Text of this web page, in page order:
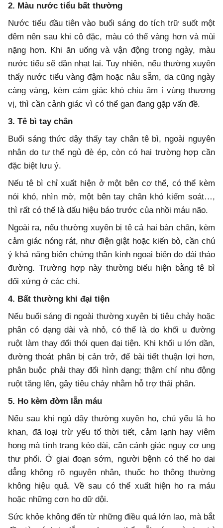
2. Màu nước tiểu bất thường
Nước tiểu đầu tiên vào buổi sáng do tích trữ suốt một
đêm nên sau khi cô đặc, màu có thể vàng hơn và mùi
nặng hơn. Khi ăn uống và vận động trong ngày, màu
nước tiểu sẽ dần nhạt lại. Tuy nhiên, nếu thường xuyên
thấy nước tiểu vàng đậm hoặc nâu sẫm, da cũng ngày
càng vàng, kèm cảm giác khó chịu âm ỉ vùng thượng
vị, thì cần cảnh giác vì có thể gan đang gặp vấn đề.
3. Tê bì tay chân
Buổi sáng thức dậy thấy tay chân tê bì, ngoài nguyên
nhân do tư thế ngủ đè ép, còn có hai trường hợp cần
đặc biệt lưu ý.
Nếu tê bì chỉ xuất hiện ở một bên cơ thể, có thể kèm
nói khó, nhìn mờ, một bên tay chân khó kiểm soát…,
thì rất có thể là dấu hiệu báo trước của nhồi máu não.
Ngoài ra, nếu thường xuyên bị tê cả hai bàn chân, kèm
cảm giác nóng rát, như điện giật hoặc kiến bò, cần chú
ý khả năng biến chứng thần kinh ngoại biên do đái tháo
đường. Trường hợp này thường biểu hiện bằng tê bì
đối xứng ở các chi.
4. Bất thường khi đại tiện
Nếu buổi sáng đi ngoài thường xuyên bị tiêu chảy hoặc
phân có dạng dài và nhỏ, có thể là do khối u đường
ruột làm thay đổi thói quen đại tiện. Khi khối u lớn dần,
đường thoát phân bị cản trở, để bài tiết thuận lợi hơn,
phân buộc phải thay đổi hình dạng; thậm chí nhu động
ruột tăng lên, gây tiêu chảy nhằm hỗ trợ thải phân.
5. Ho kèm đờm lẫn máu
Nếu sau khi ngủ dậy thường xuyên ho, chủ yếu là ho
khan, đã loại trừ yếu tố thời tiết, cảm lạnh hay viêm
họng mà tình trạng kéo dài, cần cảnh giác nguy cơ ung
thư phổi. Ở giai đoạn sớm, người bệnh có thể ho dai
dẳng không rõ nguyên nhân, thuốc ho thông thường
không hiệu quả. Về sau có thể xuất hiện ho ra máu
hoặc những cơn ho dữ dội.
Sức khỏe không đến từ những điều quá lớn lao, mà bắt